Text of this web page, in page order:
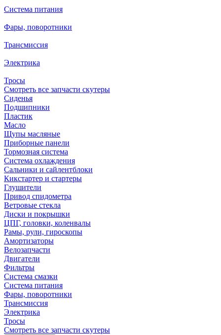
Система питания
Фары, поворотники
Трансмиссия
Электрика
Тросы
Смотреть все запчасти скутеры
Сиденья
Подшипники
Пластик
Масло
Щупы масляные
Приборные панели
Тормозная система
Система охлаждения
Сальники и сайлентблоки
Кикстартер и стартеры
Глушители
Привод спидометра
Ветровые стекла
Диски и покрышки
ЦПГ, головки, коленвалы
Рамы, рули, гироскопы
Амортизаторы
Велозапчасти
Двигатели
Фильтры
Система смазки
Система питания
Фары, поворотники
Трансмиссия
Электрика
Тросы
Смотреть все запчасти скутеры